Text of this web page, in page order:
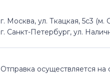
г. Москва, ул. Ткацкая, 5с3 (м.
г. Санкт-Петербург, ул.
Отправка осуществляется